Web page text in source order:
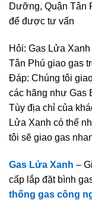
Dưỡng, Quận Tân
để được tư vấn
Hỏi: Gas Lửa
Tân Phú giao gas
Đáp: Chúng tôi
các hãng như Gas
Tùy địa chỉ của
Lửa Xanh có thể
tôi sẽ giao gas
Gas Lửa Xanh –
cấp lắp đặt bình
thống gas công